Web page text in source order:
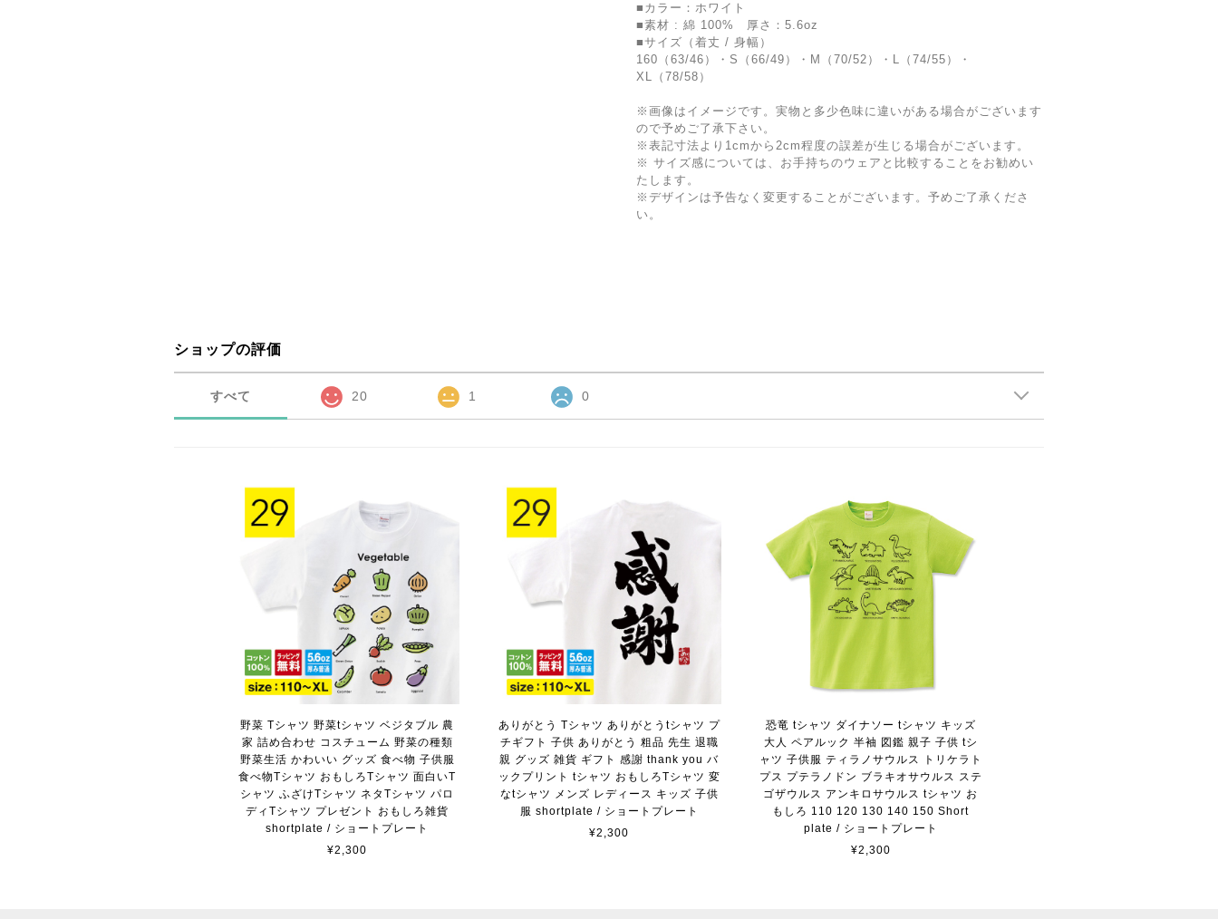
■カラー：ホワイト
■素材 : 綿 100% 厚さ：5.6oz
■サイズ（着丈 / 身幅）
160（63/46）・S（66/49）・M（70/52）・L（74/55）・
XL（78/58）
※画像はイメージです。実物と多少色味に違いがある場合がございます
ので予めご了承下さい。
※表記寸法より1cmから2cm程度の誤差が生じる場合がございます。
※ サイズ感については、お手持ちのウェアと比較することをお勧めい
たします。
※デザインは予告なく変更することがございます。予めご了承くださ
い。
ショップの評価
すべて 20 1 0
野菜 Tシャツ 野菜tシャツ ベジタブル 農
家 詰め合わせ コスチューム 野菜の種類
野菜生活 かわいい グッズ 食べ物 子供服
食べ物Tシャツ おもしろTシャツ 面白いT
シャツ ふざけTシャツ ネタTシャツ パロ
ディTシャツ プレゼント おもしろ雑貨
shortplate / ショートプレート
¥2,300
ありがとう Tシャツ ありがとうtシャツ プ
チギフト 子供 ありがとう 粗品 先生 退職
親 グッズ 雑貨 ギフト 感謝 thank you バ
ックプリント tシャツ おもしろTシャツ 変
なtシャツ メンズ レディース キッズ 子供
服 shortplate / ショートプレート
¥2,300
恐竜 tシャツ ダイナソー tシャツ キッズ
大人 ペアルック 半袖 図鑑 親子 子供 tシ
ャツ 子供服 ティラノサウルス トリケラト
プス プテラノドン ブラキオサウルス ステ
ゴザウルス アンキロサウルス tシャツ お
もしろ 110 120 130 140 150 Short
plate / ショートプレート
¥2,300